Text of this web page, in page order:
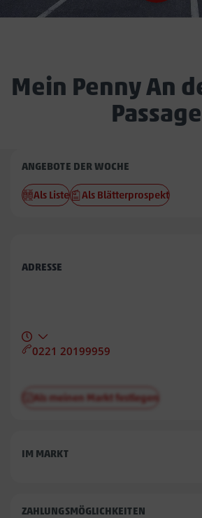
Mein Penny An
Passage
Penny
An
der
ANGEBOTE DER WOCHE
Als Liste Als Blätterprospekt
ADRESSE
0221 20199959
Als meinen Markt festlegen
IM MARKT
ZAHLUNGSMÖGLICHKEITEN